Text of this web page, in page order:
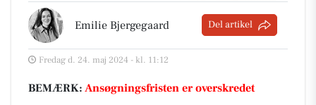
Emilie Bjergegaard Del artikel
Fredag d. 24. maj 2024 - kl. 11:12
BEMÆRK: Ansøgningsfristen er overskredet